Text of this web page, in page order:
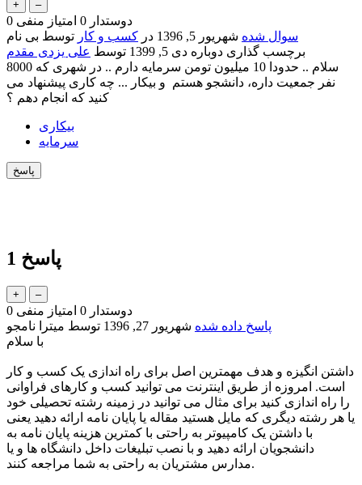
0 دوستدار 0 امتیاز منفی
سوال شده شهریور 5, 1396 در کسب و کار توسط بی نام
برچسب گذاری دوباره دی 5, 1399 توسط علی یزدی مقدم
سلام .. حدودا 10 میلیون تومن سرمایه دارم .. در شهری که 8000
نفر جمعیت داره، دانشجو هستم و بیکار ... چه کاری پیشنهاد می
کنید که انجام دهم ؟
بیکاری
سرمایه
1 پاسخ
0 دوستدار 0 امتیاز منفی
پاسخ داده شده شهریور 27, 1396 توسط میترا نامجو
با سلام
داشتن انگیزه و هدف مهمترین اصل برای راه اندازی یک کسب و کار
است. امروزه از طریق اینترنت می توانید کسب و کارهای فراوانی
را راه اندازی کنید برای مثال می توانید در زمینه رشته تحصیلی خود
یا هر رشته دیگری که مایل هستید مقاله یا پایان نامه ارائه دهید یعنی
با داشتن یک کامپیوتر به راحتی با کمترین هزینه پایان نامه به
دانشجویان ارائه دهید و با نصب تبلیغات داخل دانشگاه ها و یا
مدارس مشتریان به راحتی به شما مراجعه کنند.